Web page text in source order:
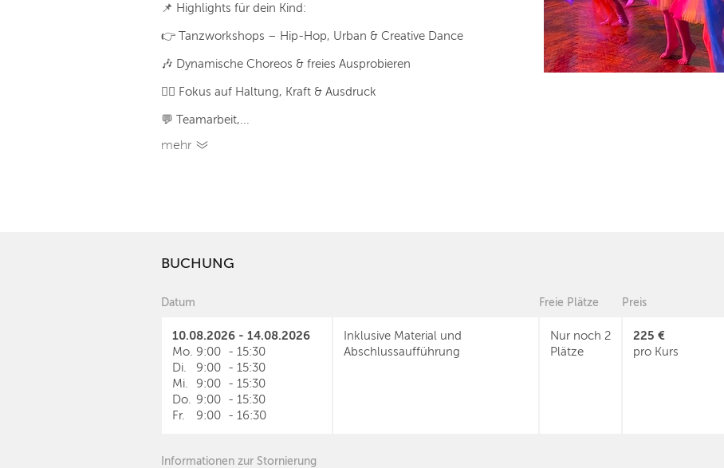
📌 Highlights für dein Kind:
👉 Tanzworkshops – Hip-Hop, Urban & Creative Dance
🎶 Dynamische Choreos & freies Ausprobieren
🧘‍♂️ Fokus auf Haltung, Kraft & Ausdruck
💬 Teamarbeit,...
mehr
BUCHUNG
Datum Freie Plätze Preis
10.08.2026 - 14.08.2026
Mo. 9:00 - 15:30
Di.
9:00 - 15:30
Mi.
9:00 - 15:30
Do.
9:00 - 15:30
Fr.
9:00 - 16:30
Inklusive Material und
Abschlussaufführung
Nur noch 2
Plätze
225 €
pro Kurs
Informationen zur Stornierung